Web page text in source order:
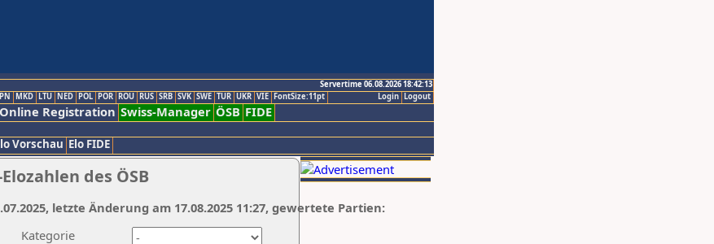
Servertime 06.08.2026 18:42:13
Logout
Login
MKD LTU NED POL POR ROU RUS SRB SVK SWE TUR UKR VIE FontSize:11pt
Online Registration Swiss-Manager ÖSB FIDE
Vorschau Elo FIDE
des ÖSB
Kategorie
letzte Änderung am 17.08.2025 11:27, gewertete Partien: